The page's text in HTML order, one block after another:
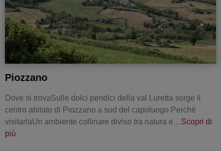
Piozzano
Dove si trovaSulle dolci pendici della val Luretta sorge il
centro abitato di Piozzano a sud del capoluogo.Perché
visitarlaUn ambiente collinare diviso tra natura e…Scopri di
più